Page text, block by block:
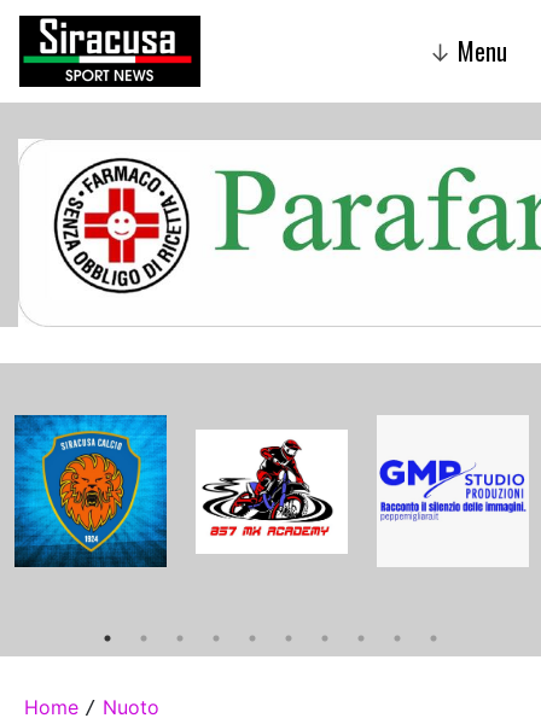
↓ Menu
Home / Nuoto